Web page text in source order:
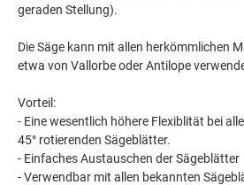
geraden Stellung).
Die Säge kann mit allen herkömmlichen
etwa von Vallorbe oder Antilope
Vorteil:
- Eine wesentlich höhere Flexiblität bei
45° rotierenden Sägeblätter.
- Einfaches Austauschen der Sägeblätter
- Verwendbar mit allen bekannten